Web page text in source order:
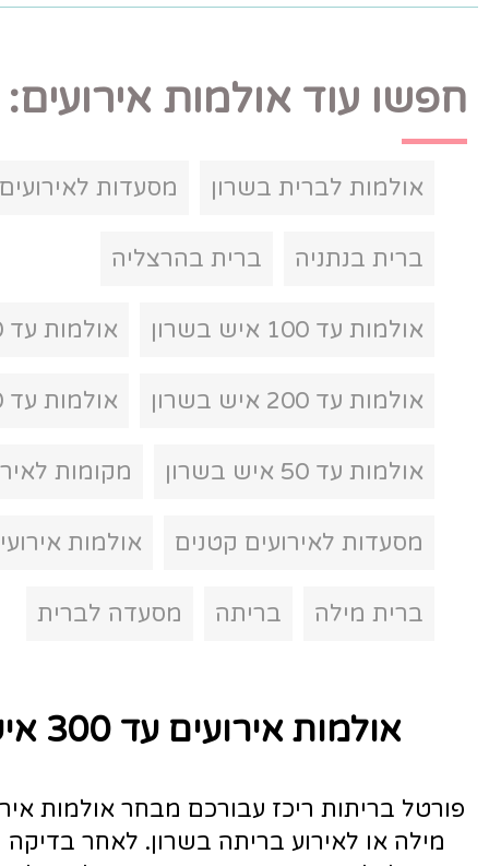
אירועים:
בשרון מסעדות לאירועים קטנים בשרון
ברית בהרצליה
אולמות עד 150 איש בשרון
אולמות עד 300 איש בשרון
מקומות לאירועים קטנים
קטנים אולמות אירועים לברית
מסעדה לברית
עד 300 איש בשרון
עבורכם מבחר אולמות אירועים קטנים לברית
בשרון. לאחר בדיקה וסינון של מערכת